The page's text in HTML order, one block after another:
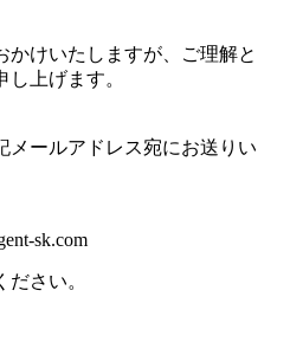
かけいたしますが、ご理解と
上げます。
メールアドレス宛にお送りい
sk.com
さい。